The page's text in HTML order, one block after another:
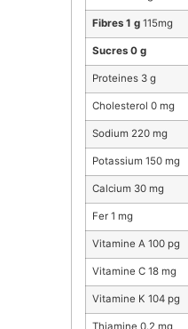
Fibres 1 g 115mg
Sucres 0 g
Proteines 3 g
Cholesterol 0 mg
Sodium 220 mg
Potassium 150 mg
Calcium 30 mg
Fer 1 mg
Vitamine A 100 pg
Vitamine C 18 mg
Vitamine K 104 pg
Thiamine 0.2 mg